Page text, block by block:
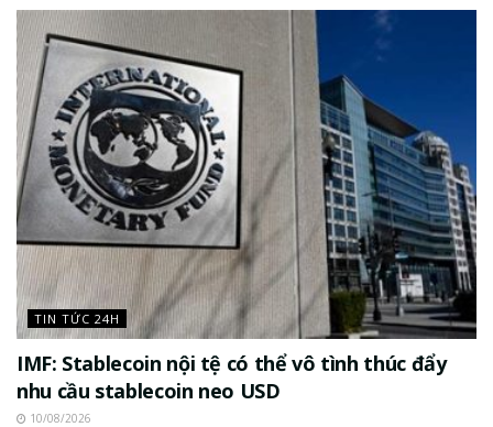
TIN TỨC 24H
IMF: Stablecoin nội tệ có thể vô tình thúc đẩy
nhu cầu stablecoin neo USD
10/08/2026